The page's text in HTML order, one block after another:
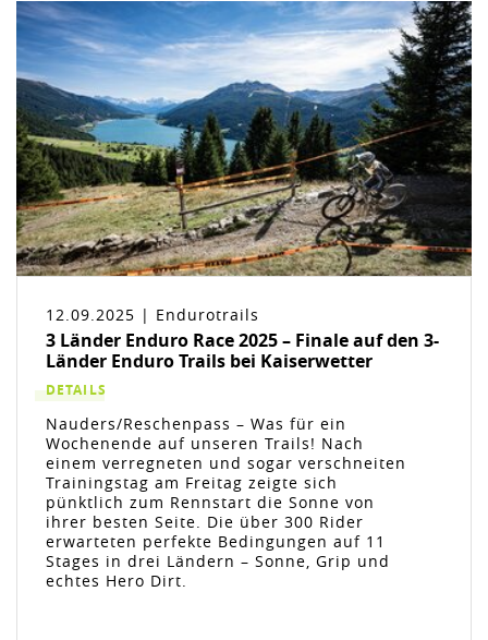
12.09.2025 | Endurotrails
3 Länder Enduro Race 2025 – Finale auf den 3-
Länder Enduro Trails bei Kaiserwetter
DETAILS
Nauders/Reschenpass – Was für ein
Wochenende auf unseren Trails! Nach
einem verregneten und sogar verschneiten
Trainingstag am Freitag zeigte sich
pünktlich zum Rennstart die Sonne von
ihrer besten Seite. Die über 300 Rider
erwarteten perfekte Bedingungen auf 11
Stages in drei Ländern – Sonne, Grip und
echtes Hero Dirt.